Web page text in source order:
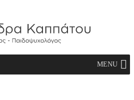
MENU